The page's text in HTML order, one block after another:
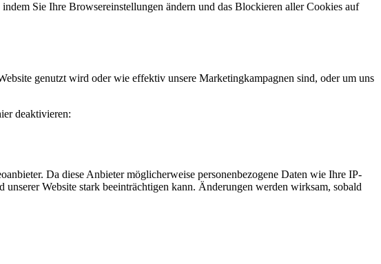
Sie Ihre Browsereinstellungen ändern und das Blockieren aller Cookies auf
genutzt wird oder wie effektiv unsere Marketingkampagnen sind, oder um uns
deaktivieren:
Da diese Anbieter möglicherweise personenbezogene Daten wie Ihre IP-
Website stark beeinträchtigen kann. Änderungen werden wirksam, sobald